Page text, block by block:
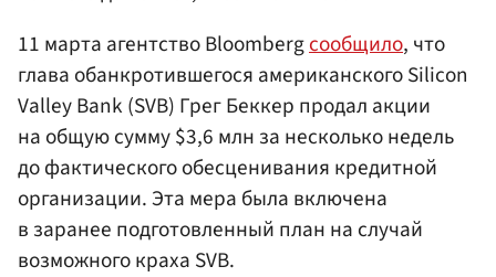
11 марта агентство Bloombergсообщило, что
глава обанкротившегося американского Silicon
Valley Bank (SVB) Грег Беккер продал акции
на общую сумму $3,6 млн за несколько недель
до фактического обесценивания кредитной
организации. Эта мера была включена
в заранее подготовленный план на случай
возможного краха SVB.